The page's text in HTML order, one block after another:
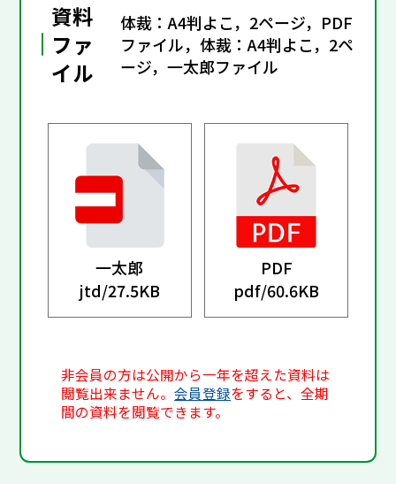
資料
ファ
イル
体裁：A4判よこ，2ページ，PDF
ファイル，体裁：A4判よこ，2ペ
ージ，一太郎ファイル
一太郎
jtd/27.5KB
PDF
pdf/60.6KB
非会員の方は公開から一年を超えた資料は
閲覧出来ません。会員登録をすると、全期
間の資料を閲覧できます。